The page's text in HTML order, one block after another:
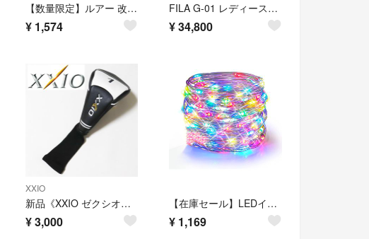
【数量限定】ルアー 改造 用 ホログラムシール 目玉シール アイシール 魚眼シー
¥ 1,574
FILA G-01 レディースゴルフセット 11本 右 チッパー・CB付
¥34,800
XXIO
新品《XXIO ゼクシオ》ロゴ刺繍 ドライバー用ヘッドカバー
¥3,000
【在庫セール】LEDイルミネーションライト カーテンライト 窓飾り ストリップラ
¥ 1,169